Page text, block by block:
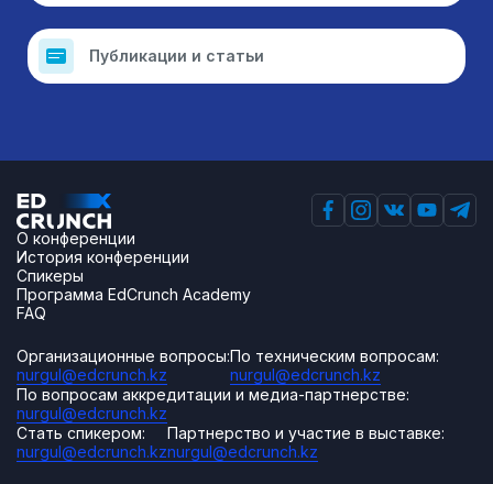
Публикации и статьи
О конференции
История конференции
Спикеры
Программа EdCrunch Academy
FAQ
Организационные вопросы:
nurgul@edcrunch.kz
По техническим вопросам:
nurgul@edcrunch.kz
По вопросам аккредитации и медиа-партнерстве:
nurgul@edcrunch.kz
Стать спикером:
nurgul@edcrunch.kz
Партнерство и участие в выставке:
nurgul@edcrunch.kz